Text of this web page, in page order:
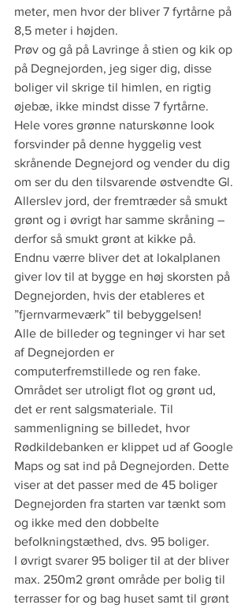
meter, men hvor der bliver 7 fyrtårne på
8,5 meter i højden.
Prøv og gå på Lavringe å stien og kik op
på Degnejorden, jeg siger dig, disse
boliger vil skrige til himlen, en rigtig
øjebæ, ikke mindst disse 7 fyrtårne.
Hele vores grønne naturskønne look
forsvinder på denne hyggelig vest
skrånende Degnejord og vender du dig
om ser du den tilsvarende østvendte Gl.
Allerslev jord, der fremtræder så smukt
grønt og i øvrigt har samme skråning –
derfor så smukt grønt at kikke på.
Endnu værre bliver det at lokalplanen
giver lov til at bygge en høj skorsten på
Degnejorden, hvis der etableres et
”fjernvarmeværk” til bebyggelsen!
Alle de billeder og tegninger vi har set
af Degnejorden er
computerfremstillede og ren fake.
Området ser utroligt flot og grønt ud,
det er rent salgsmateriale. Til
sammenligning se billedet, hvor
Rødkildebanken er klippet ud af Google
Maps og sat ind på Degnejorden. Dette
viser at det passer med de 45 boliger
Degnejorden fra starten var tænkt som
og ikke med den dobbelte
befolkningstæthed, dvs. 95 boliger.
I øvrigt svarer 95 boliger til at der bliver
max. 250m2 grønt område per bolig til
terrasser for og bag huset samt til grønt